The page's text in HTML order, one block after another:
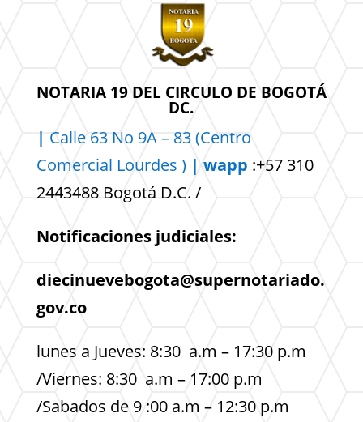
NOTARIA 19 DEL CIRCULO DE BOGOTÁ
DC.
| Calle 63 No 9A – 83 (Centro
Comercial Lourdes ) | wapp :+57 310
2443488 Bogotá D.C. /
Notificaciones judiciales:
diecinuevebogota@supernotariado.
gov.co
lunes a Jueves: 8:30 a.m – 17:30 p.m
/Viernes: 8:30 a.m – 17:00 p.m
/Sabados de 9 :00 a.m – 12:30 p.m